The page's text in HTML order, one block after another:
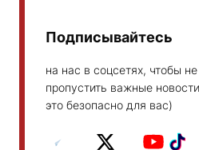
Подписывайтесь
на нас в соцсетях, чтобы не
пропустить важные
это безопасно для вас)